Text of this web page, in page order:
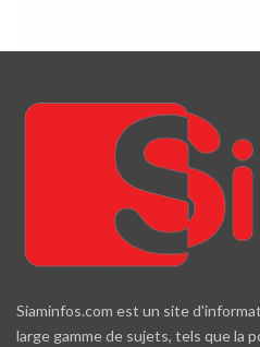
Siaminfos.com est un site
large gamme de sujets, tels que la